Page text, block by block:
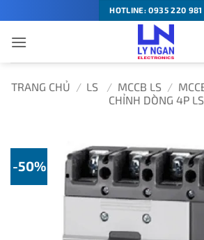
qua
nội
dung
HOTLINE: 0935 220 981
TRANG CHỦ / LS / MCCB LS /
CHỈNH DÒNG 4P LS
-50%